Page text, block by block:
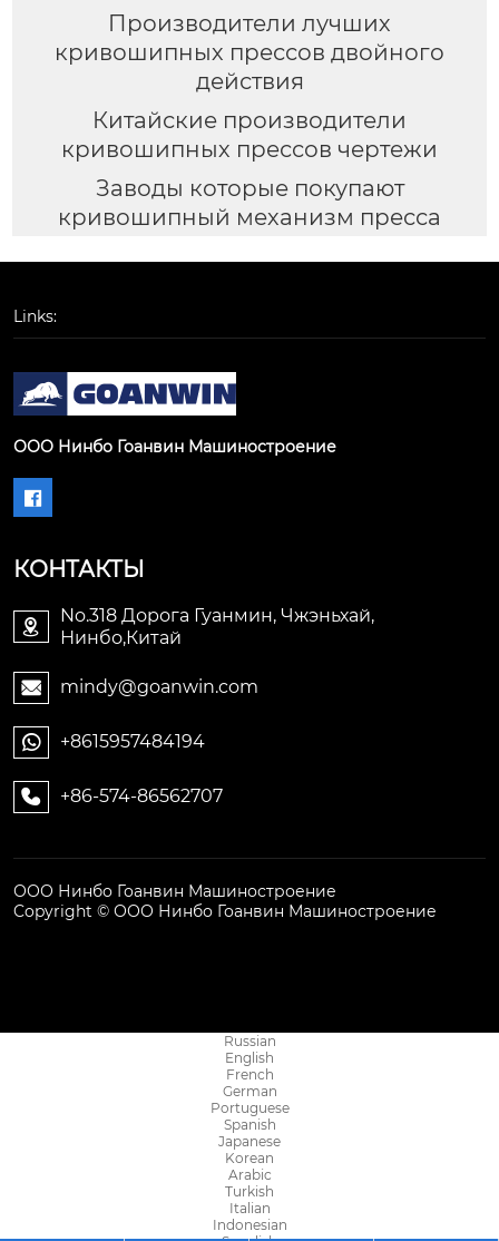
Производители лучших
кривошипных прессов двойного
действия
Китайские производители
кривошипных прессов чертежи
Заводы которые покупают
кривошипный механизм пресса
Links:
ООО Нинбо Гоанвин Машиностроение

КОНТАКТЫ

No.318 Дорога Гуанмин, Чжэньхай,
Нинбо,Китай
 mindy@goanwin.com
 +8615957484194
 +86-574-86562707
ООО Нинбо Гоанвин Машиностроение
Copyright © ООО Нинбо Гоанвин Машиностроение
Russian
English
French
German
Portuguese
Spanish
Japanese
Korean
Arabic
Turkish
Italian
Indonesian